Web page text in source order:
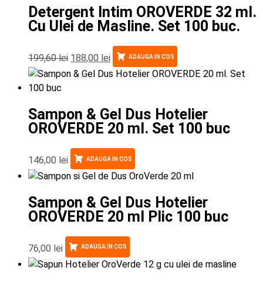
Detergent Intim OROVERDE 32 ml.
Cu Ulei de Masline. Set 100 buc.
199,60lei 188,00 lei ADAUGA IN COS
Sampon & Gel Dus Hotelier
OROVERDE 20 ml. Set 100 buc
146,00 lei ADAUGA IN COS
Sampon & Gel Dus Hotelier
OROVERDE 20 ml Plic 100 buc
76,00 lei ADAUGA IN COS